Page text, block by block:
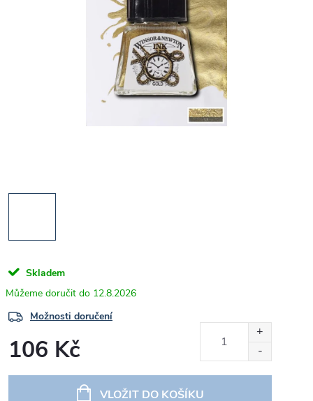
Skladem
12.8.2026
Možnosti doručení
106 Kč
VLOŽIT DO KOŠÍKU